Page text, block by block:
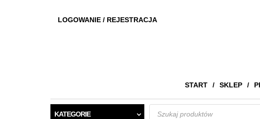
LOGOWANIE / REJESTRACJA
START SKLEP
KATEGORIE
Wyszukiwarka
produktów